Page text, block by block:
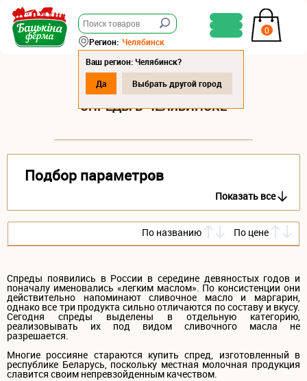
0
Регион: Челябинск
Ваш регион: Челябинск?
Да
Выбрать другой город
СПРЕДЫ В ЧЕЛЯБИНСКЕ
Подбор параметров
Показать все
По названию По цене
Спреды появились в России в середине девяностых годов и
поначалу именовались «легким маслом». По консистенции они
действительно напоминают сливочное масло и маргарин,
однако все три продукта сильно отличаются по составу и вкусу.
Сегодня спреды выделены в отдельную категорию,
реализовывать их под видом сливочного масла не
разрешается.
Многие россияне стараются купить спред, изготовленный в
республике Беларусь, поскольку местная молочная продукция
славится своим непревзойденным качеством.